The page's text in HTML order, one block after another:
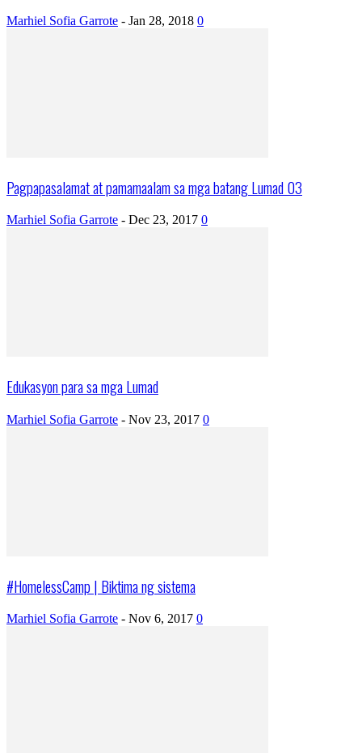
Marhiel Sofia Garrote - Jan 28, 2018 0
Pagpapasalamat at pamamaalam sa mga batang Lumad 03
Marhiel Sofia Garrote - Dec 23, 2017 0
Edukasyon para sa mga Lumad
Marhiel Sofia Garrote - Nov 23, 2017 0
#HomelessCamp | Biktima ng sistema
Marhiel Sofia Garrote - Nov 6, 2017 0